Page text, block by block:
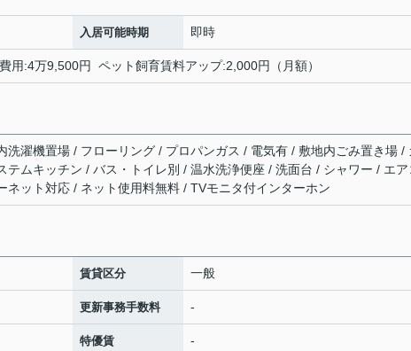
入居可能時期 即時
用:4万9,500円 ペット飼育賃料アップ:2,000円（月額）
洗濯機置場 / フローリング / プロパンガス / 電気有 / 敷地内ごみ置き場 /
テムキッチン / バス・トイレ別 / 温水洗浄便座 / 洗面台 / シャワー / エア
ネット対応 / ネット使用料無料 / TVモニタ付インターホン
賃貸区分 一般
更新事務手数料 -
特優賃 -